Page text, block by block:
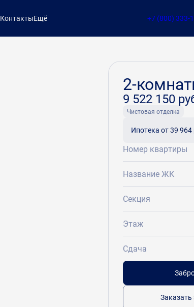
КонтактыЕщё +7 (800) 333-
2-
9 522 150
Чистовая отделка
Ипотека от 39 964
Номер квартиры
Название ЖК
Секция
Этаж
Сдача
Заказать